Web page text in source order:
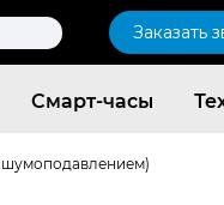
Заказать
Смарт-часы